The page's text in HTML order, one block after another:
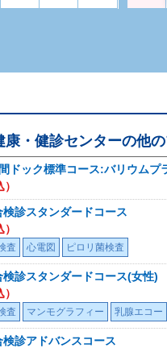
康・健診センターの他
間ドック標準コース:バリウム
診スタンダードコース
査 心電図 ピロリ菌検査
診スタンダードコース(女性)
査 マンモグラフィー 乳腺エコー
診アドバンスコース